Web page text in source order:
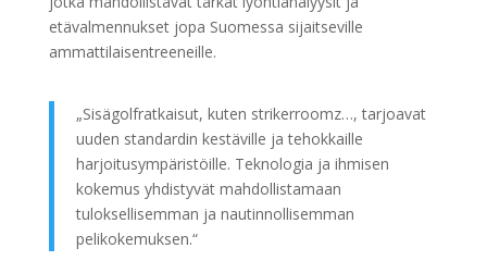
etävalmennukset jopa Suomessa sijaitseville
ammattilaisentreeneille.
„Sisägolfratkaisut, kuten strikerroomz…, tarjoavat
uuden standardin kestäville ja tehokkaille
harjoitusympäristöille. Teknologia ja ihmisen
kokemus yhdistyvät mahdollistamaan
tuloksellisemman ja nautinnollisemman
pelikokemuksen.“